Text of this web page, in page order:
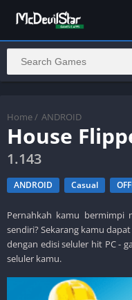
Home / ANDROID
House
1.143
ANDROID Casual
Pernahkah kamu bermimpi
sendiri? Sekarang kamu
dengan edisi seluler hit PC -
seluler kamu.